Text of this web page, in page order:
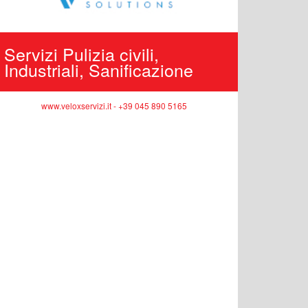
Servizi Pulizia civili,
Industriali, Sanificazione
www.veloxservizi.it - +39 045 890 5165